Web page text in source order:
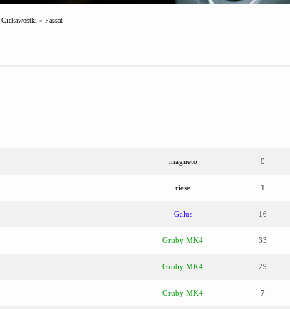
» Passat
magneto 0
riese 1
Galus 16
Gruby MK4 33
Gruby MK4 29
Gruby MK4 7